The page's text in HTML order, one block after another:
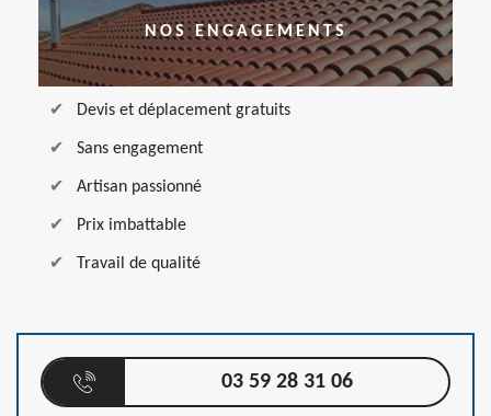
NOS ENGAGEMENTS
Devis et déplacement gratuits
Sans engagement
Artisan passionné
Prix imbattable
Travail de qualité
03 59 28 31 06